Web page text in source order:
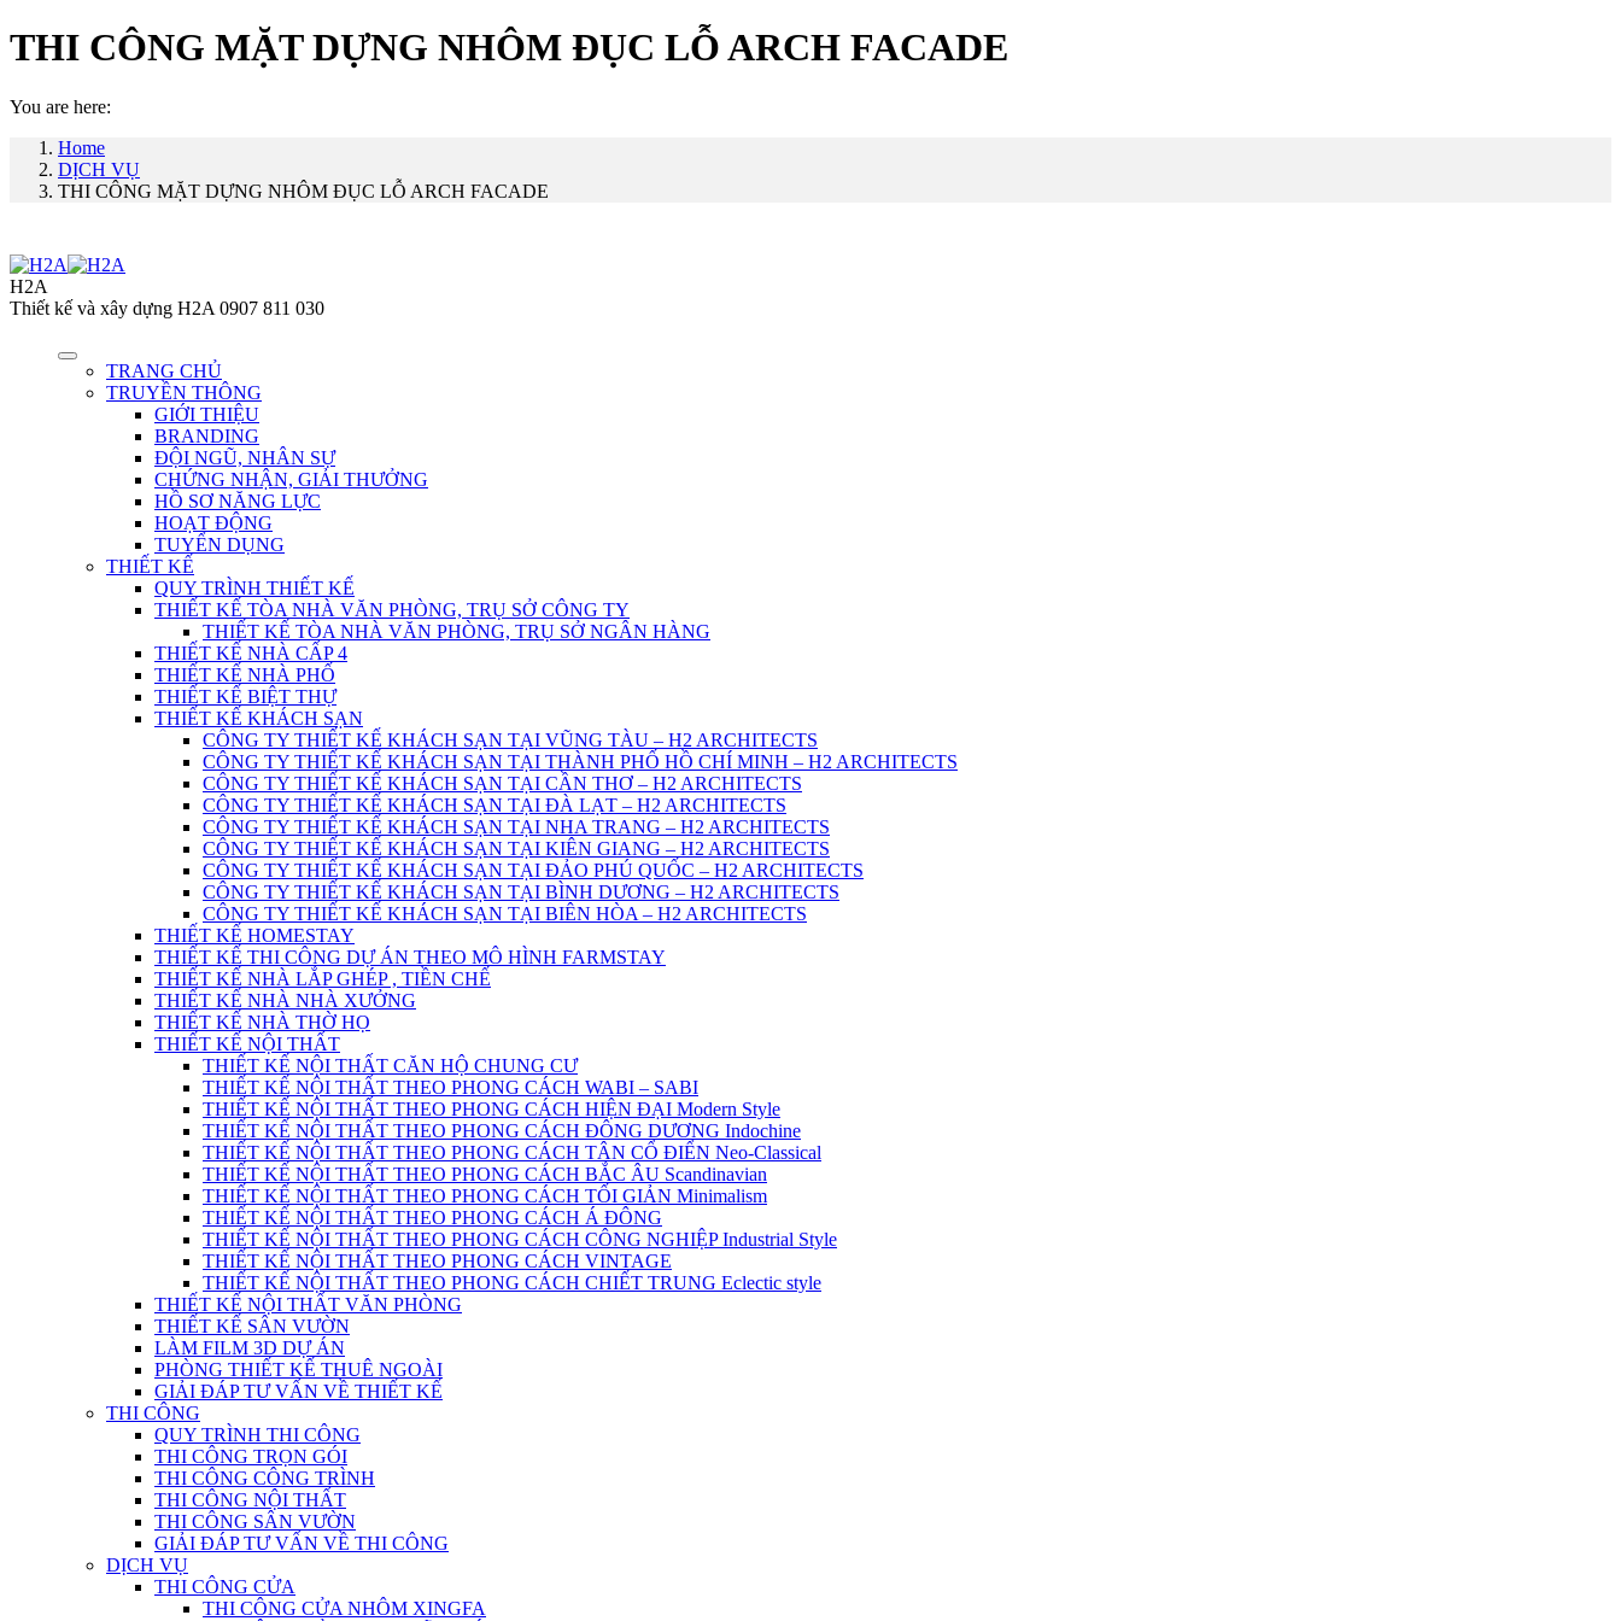
THI CÔNG MẶT DỰNG NHÔM ĐỤC LỖ ARCH FACADE
You are here:
Home
DỊCH VỤ
THI CÔNG MẶT DỰNG NHÔM ĐỤC LỖ ARCH FACADE
H2A
Thiết kế và xây dựng H2A 0907 811 030
TRANG CHỦ
TRUYỀN THÔNG
GIỚI THIỆU
BRANDING
ĐỘI NGŨ, NHÂN SỰ
CHỨNG NHẬN, GIẢI THƯỞNG
HỒ SƠ NĂNG LỰC
HOẠT ĐỘNG
TUYỂN DỤNG
THIẾT KẾ
QUY TRÌNH THIẾT KẾ
THIẾT KẾ TÒA NHÀ VĂN PHÒNG, TRỤ SỞ CÔNG TY
THIẾT KẾ TÒA NHÀ VĂN PHÒNG, TRỤ SỞ NGÂN HÀNG
THIẾT KẾ NHÀ CẤP 4
THIẾT KẾ NHÀ PHỐ
THIẾT KẾ BIỆT THỰ
THIẾT KẾ KHÁCH SẠN
CÔNG TY THIẾT KẾ KHÁCH SẠN TẠI VŨNG TÀU – H2 ARCHITECTS
CÔNG TY THIẾT KẾ KHÁCH SẠN TẠI THÀNH PHỐ HỒ CHÍ MINH – H2 ARCHITECTS
CÔNG TY THIẾT KẾ KHÁCH SẠN TẠI CẦN THƠ – H2 ARCHITECTS
CÔNG TY THIẾT KẾ KHÁCH SẠN TẠI ĐÀ LẠT – H2 ARCHITECTS
CÔNG TY THIẾT KẾ KHÁCH SẠN TẠI NHA TRANG – H2 ARCHITECTS
CÔNG TY THIẾT KẾ KHÁCH SẠN TẠI KIÊN GIANG – H2 ARCHITECTS
CÔNG TY THIẾT KẾ KHÁCH SẠN TẠI ĐẢO PHÚ QUỐC – H2 ARCHITECTS
CÔNG TY THIẾT KẾ KHÁCH SẠN TẠI BÌNH DƯƠNG – H2 ARCHITECTS
CÔNG TY THIẾT KẾ KHÁCH SẠN TẠI BIÊN HÒA – H2 ARCHITECTS
THIẾT KẾ HOMESTAY
THIẾT KẾ THI CÔNG DỰ ÁN THEO MÔ HÌNH FARMSTAY
THIẾT KẾ NHÀ LẮP GHÉP , TIỀN CHẾ
THIẾT KẾ NHÀ NHÀ XƯỞNG
THIẾT KẾ NHÀ THỜ HỌ
THIẾT KẾ NỘI THẤT
THIẾT KẾ NỘI THẤT CĂN HỘ CHUNG CƯ
THIẾT KẾ NỘI THẤT THEO PHONG CÁCH WABI – SABI
THIẾT KẾ NỘI THẤT THEO PHONG CÁCH HIỆN ĐẠI Modern Style
THIẾT KẾ NỘI THẤT THEO PHONG CÁCH ĐÔNG DƯƠNG Indochine
THIẾT KẾ NỘI THẤT THEO PHONG CÁCH TÂN CỔ ĐIỂN Neo-Classical
THIẾT KẾ NỘI THẤT THEO PHONG CÁCH BẮC ÂU Scandinavian
THIẾT KẾ NỘI THẤT THEO PHONG CÁCH TỐI GIẢN Minimalism
THIẾT KẾ NỘI THẤT THEO PHONG CÁCH Á ĐÔNG
THIẾT KẾ NỘI THẤT THEO PHONG CÁCH CÔNG NGHIỆP Industrial Style
THIẾT KẾ NỘI THẤT THEO PHONG CÁCH VINTAGE
THIẾT KẾ NỘI THẤT THEO PHONG CÁCH CHIẾT TRUNG Eclectic style
THIẾT KẾ NỘI THẤT VĂN PHÒNG
THIẾT KẾ SÂN VƯỜN
LÀM FILM 3D DỰ ÁN
PHÒNG THIẾT KẾ THUÊ NGOÀI
GIẢI ĐÁP TƯ VẤN VỀ THIẾT KẾ
THI CÔNG
QUY TRÌNH THI CÔNG
THI CÔNG TRỌN GÓI
THI CÔNG CÔNG TRÌNH
THI CÔNG NỘI THẤT
THI CÔNG SÂN VƯỜN
GIẢI ĐÁP TƯ VẤN VỀ THI CÔNG
DỊCH VỤ
THI CÔNG CỬA
THI CÔNG CỬA NHÔM XINGFA